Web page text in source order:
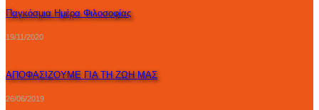
Παγκόσμια Ημέρα Φιλοσοφίας
19/11/2020
ΑΠΟΦΑΣΙΖΟΥΜΕ ΓΙΑ ΤΗ ΖΩΗ ΜΑΣ
26/06/2019